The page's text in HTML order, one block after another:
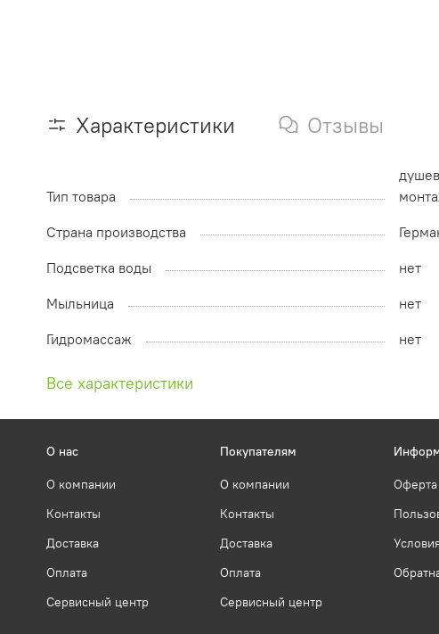
Характеристики Отзывы
Тип товара
Страна производства
Подсветка воды
нет
Мыльница
нет
Гидромассаж
нет
Все характеристики
О нас
О компании
Контакты
Доставка
Оплата
Сервисный центр
Покупателям
О компании
Контакты
Доставка
Оплата
Сервисный центр